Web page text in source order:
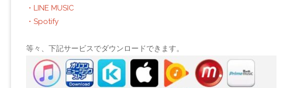
・LINE MUSIC
・Spotify
等々、下記サービスでダウンロードできます。